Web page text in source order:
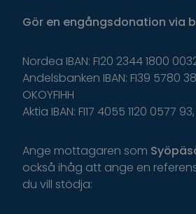
Gör en engångsdonation via
Nordea IBAN: FI20 2344 1800
Andelsbanken IBAN: FI39 5780
OKOYFIHH
Aktia IBAN: FI17 4055 1120 0577 93,
Ange mottagaren som
också ihåg att ange en r
du vill stödja: